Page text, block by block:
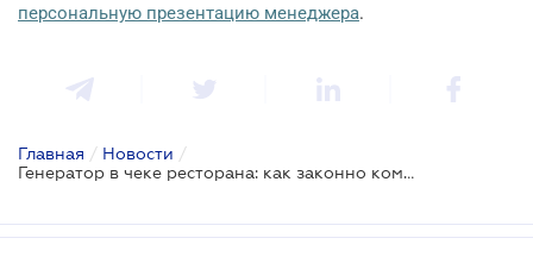
персональную презентацию менеджера.
Главная / Новости /
Генератор в чеке ресторана: как законно компенсировать расходы и избежать штрафов